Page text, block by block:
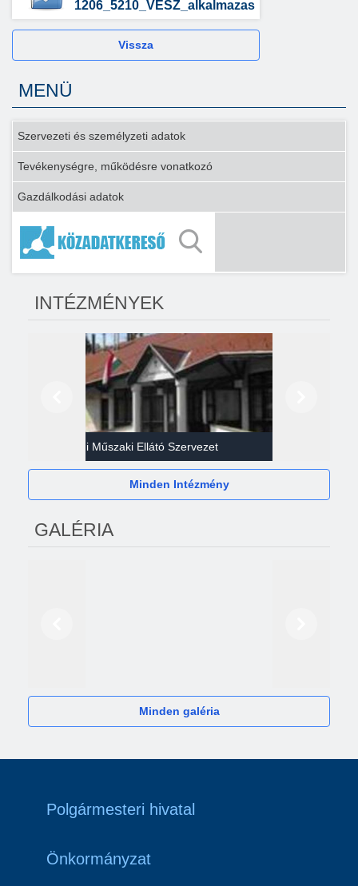
1206_5210_VESZ_alkalmazas
Vissza
MENÜ
Szervezeti és személyzeti adatok
Tevékenységre, működésre vonatkozó
Gazdálkodási adatok
INTÉZMÉNYEK
Gazdasági Műszaki Ellátó Szervezet
Minden Intézmény
GALÉRIA
Minden galéria
Polgármesteri hivatal
Önkormányzat